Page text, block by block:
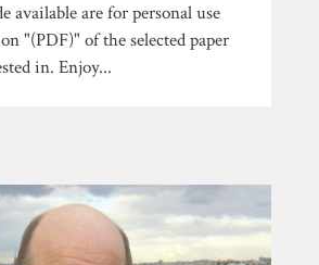
available are for personal use
"(PDF)" of the selected paper
in. Enjoy...